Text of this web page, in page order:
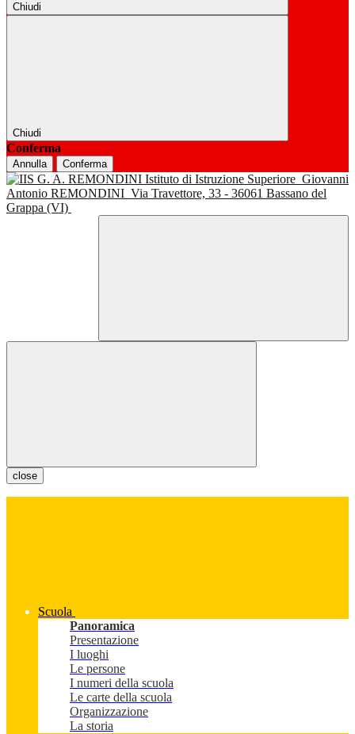
Chiudi
Chiudi
Conferma
Annulla Conferma
Istituto di Istruzione Superiore Giovanni
Antonio REMONDINI Via Travettore, 33 - 36061 Bassano del
Grappa (VI)
close
Scuola
Panoramica
Presentazione
I luoghi
Le persone
I numeri della scuola
Le carte della scuola
Organizzazione
La storia